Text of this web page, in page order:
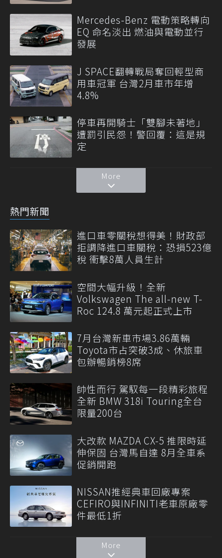
Mercedes-Benz 電動策略轉向
EQ 命名淡出 燃油與電動並行
發展
J SPACE翻轉戰局奪回輕型商
用車冠軍 台灣2月車市年增
4.8%
停車再開騎士「雙腳未著地」
遭罰引民怨！警回覆：這是規
定
More
熱門新聞
進口車零關稅想得美！財政部
拒調降進口車關稅：恐損523億
稅 衝擊8萬人員生計
空間大幅升級！全新
Volkswagen The all-new T-
Roc 124.8 萬元起正式上市
7月台灣新車市場3.86萬輛
Toyota市占突破3成、休旅車
包辦暢銷榜8席
帥性而行 駕馭每一段精彩旅程
全新 BMW 318i Touring全台
限量200台
大改款 MAZDA CX-5 推限時延
伸保固 台灣馬自達 8月全車系
促銷開跑
NISSAN推經典車回廠專案
CEFIRO與INFINITI老車原廠零
件最低1折
More